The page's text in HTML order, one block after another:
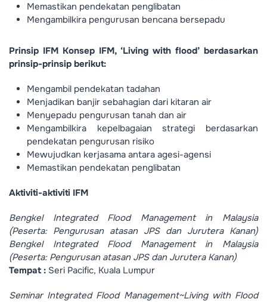
Memastikan pendekatan penglibatan
Mengambilkira pengurusan bencana bersepadu
Prinsip IFM Konsep IFM, ‘Living with flood’ berdasarkan
prinsip-prinsip berikut:
Mengambil pendekatan tadahan
Menjadikan banjir sebahagian dari kitaran air
Menyepadu pengurusan tanah dan air
Mengambilkira kepelbagaian strategi berdasarkan
pendekatan pengurusan risiko
Mewujudkan kerjasama antara agesi-agensi
Memastikan pendekatan penglibatan
Aktiviti-aktiviti IFM
Bengkel Integrated Flood Management in Malaysia
(Peserta: Pengurusan atasan JPS dan Jurutera Kanan)
Bengkel Integrated Flood Management in Malaysia
(Peserta: Pengurusan atasan JPS dan Jurutera Kanan)
Tempat : Seri Pacific, Kuala Lumpur
Seminar Integrated Flood Management~Living with Flood